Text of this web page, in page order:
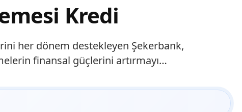
Kredi
her dönem destekleyen Şekerbank,
finansal güçlerini artırmayı…